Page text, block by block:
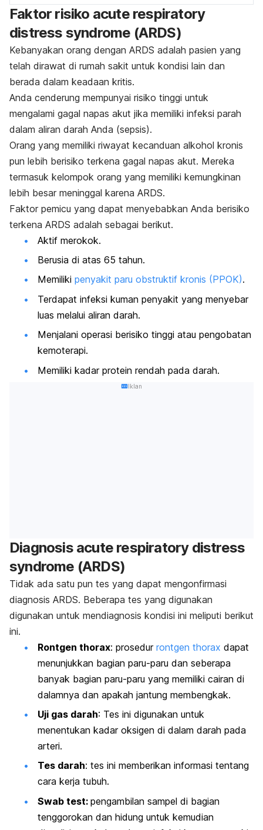
Faktor risiko acute respiratory
distress syndrome (ARDS)
Kebanyakan orang dengan ARDS adalah pasien yang
telah dirawat di rumah sakit untuk kondisi lain dan
berada dalam keadaan kritis.
Anda cenderung mempunyai risiko tinggi untuk
mengalami gagal napas akut jika memiliki infeksi parah
dalam aliran darah Anda (sepsis).
Orang yang memiliki riwayat kecanduan alkohol kronis
pun lebih berisiko terkena gagal napas akut. Mereka
termasuk kelompok orang yang memiliki kemungkinan
lebih besar meninggal karena ARDS.
Faktor pemicu yang dapat menyebabkan Anda berisiko
terkena ARDS adalah sebagai berikut.
Aktif merokok.
Berusia di atas 65 tahun.
Memiliki penyakit paru obstruktif kronis (PPOK).
Terdapat infeksi kuman penyakit yang menyebar
luas melalui aliran darah.
Menjalani operasi berisiko tinggi atau pengobatan
kemoterapi.
Memiliki kadar protein rendah pada darah.
Iklan
Diagnosis acute respiratory distress
syndrome (ARDS)
Tidak ada satu pun tes yang dapat mengonfirmasi
diagnosis ARDS. Beberapa tes yang digunakan
digunakan untuk mendiagnosis kondisi ini meliputi berikut
ini.
Rontgen thorax: prosedur rontgen thorax dapat
menunjukkan bagian paru-paru dan seberapa
banyak bagian paru-paru yang memiliki cairan di
dalamnya dan apakah jantung membengkak.
Uji gas darah: Tes ini digunakan untuk
menentukan kadar oksigen di dalam darah pada
arteri.
Tes darah: tes ini memberikan informasi tentang
cara kerja tubuh.
Swab test: pengambilan sampel di bagian
tenggorokan dan hidung untuk kemudian